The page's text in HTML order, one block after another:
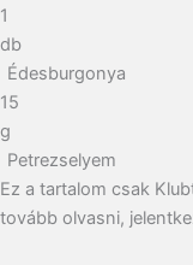
1
db
Édesburgonya
15
g
Petrezselyem
Ez a tartalom csak
tovább olvasni,